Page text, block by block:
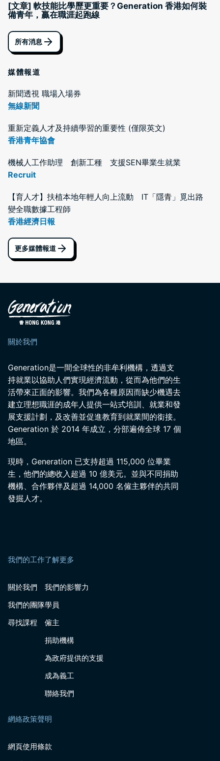
[文章] 軟技能比學歷更重要？Generation 香港如何裝
備青年，贏在職涯起跑線
所有消息
媒體報道
新聞透視 職場入場券
無線新聞
重新定義人才及持續學習的重要性 (僅限英文)
香港青年協會
機械人工作助理 創新工種 支援SEN畢業生就業
Recruit
【育人才】扶植本地年輕人向上流動 IT「隱青」覓出路
變全職數據工程師
香港經濟日報
更多媒體報道
關於我們
Generation是一間全球性的非牟利機構，透過支
持就業以協助人們實現經濟流動，從而為他們的生
活帶來正面的影響。我們為各種原因而缺少機遇去
建立理想職涯的成年人提供一站式培訓、就業和發
展支援計劃，及改善並促進教育到就業間的銜接。
Generation 於 2014 年成立，分部遍佈全球 17 個
地區。
現時，Generation 已支持超過 115,000 位畢業
生，他們的總收入超過 10 億美元。並與不同捐助
機構、合作夥伴及超過 14,000 名僱主夥伴的共同
發掘人才。
我們的工作
關於我們
我們的團隊
尋找課程
了解更多
我們的影響力
學員
僱主
捐助機構
為政府提供的支援
成為義工
聯絡我們
網絡政策聲明
網頁使用條款